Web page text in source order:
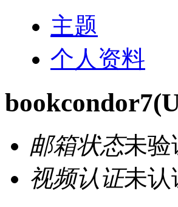
主题
个人资料
bookcondor7
邮箱状态未验
视频认证未认